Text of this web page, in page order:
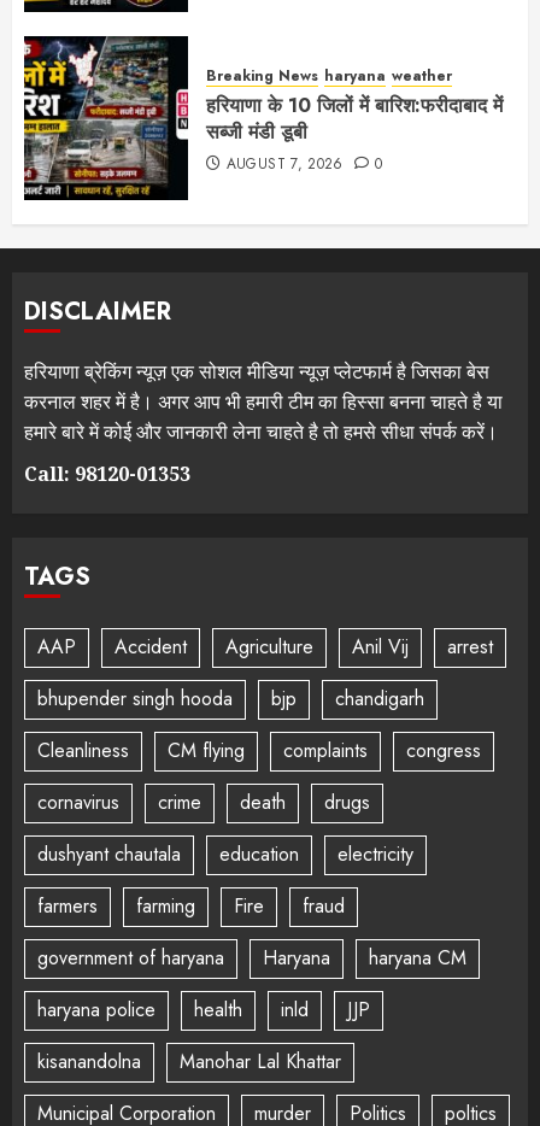
Breaking News haryana weather
हरियाणा के 10 जिलों में बारिश:फरीदाबाद में
सब्जी मंडी डूबी
AUGUST 7, 2026 0
DISCLAIMER
हरियाणा ब्रेकिंग न्यूज़ एक सोशल मीडिया न्यूज़ प्लेटफार्म है जिसका बेस
करनाल शहर में है। अगर आप भी हमारी टीम का हिस्सा बनना चाहते है या
हमारे बारे में कोई और जानकारी लेना चाहते है तो हमसे सीधा संपर्क करें।
Call: 98120-01353
TAGS
AAP Accident Agriculture Anil Vij
arrest
bhupender singh hooda
bjp
chandigarh
Cleanliness
CM flying complaints
congress
cornavirus
crime death
drugs
dushyant chautala
education
electricity
farmers
farming Fire
fraud
government of haryana
Haryana
haryana CM
haryana police
health inld
JJP
kisanandolna
Manohar Lal Khattar
Municipal Corporation
murder Politics poltics